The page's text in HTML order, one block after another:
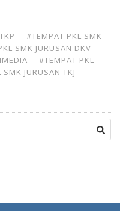
#TEMPAT PKL SMK
SMK JURUSAN DKV
#TEMPAT PKL
JURUSAN TKJ